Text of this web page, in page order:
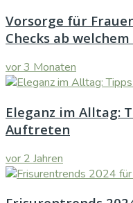
Vorsorge für
Checks ab
vor 3 Monaten
Eleganz im Alltag:
Auftreten
vor 2 Jahren